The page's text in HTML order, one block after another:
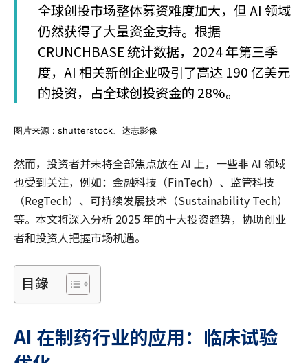
全球创投市场整体募资难度加大，但 AI 领域
仍然获得了大量资金支持。根据
CRUNCHBASE 统计数据，2024 年第三季
度，AI 相关新创企业吸引了高达 190 亿美元
的投资，占全球创投资金的 28%。
图片来源 : shutterstock、达志影像
然而，投资者并未将全部焦点放在 AI 上，一些非 AI 领域
也受到关注，例如：金融科技（FinTech）、监管科技
（RegTech）、可持续发展技术（Sustainability Tech）
等。本文将深入分析 2025 年的十大投资趋势，协助创业
者和投资人把握市场机遇。
目錄
AI 在制药行业的应用：临床试验